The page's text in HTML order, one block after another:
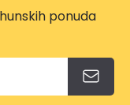
ponuda